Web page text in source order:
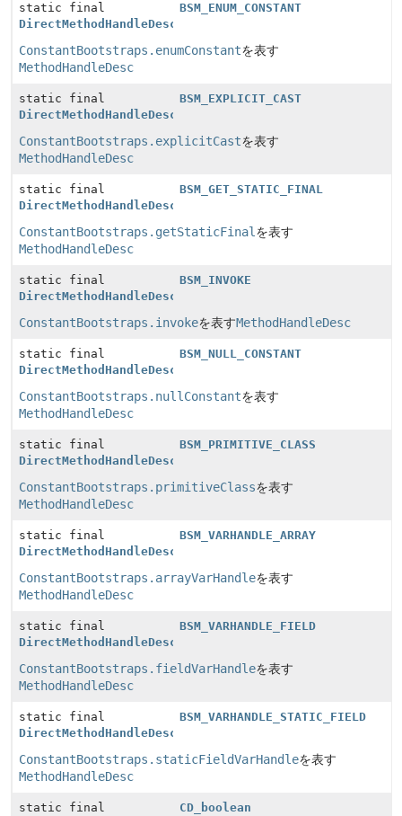
static final
DirectMethodHandleDesc
BSM_ENUM_CONSTANT
ConstantBootstraps.enumConstantを表す
MethodHandleDesc
static final
DirectMethodHandleDesc
BSM_EXPLICIT_CAST
ConstantBootstraps.explicitCastを表す
MethodHandleDesc
static final
DirectMethodHandleDesc
BSM_GET_STATIC_FINAL
ConstantBootstraps.getStaticFinal を表す
MethodHandleDesc
static final
DirectMethodHandleDesc
BSM_INVOKE
ConstantBootstraps.invokeを表すMethodHandleDesc
static final
DirectMethodHandleDesc
BSM_NULL_CONSTANT
ConstantBootstraps.nullConstantを表す
MethodHandleDesc
static final
DirectMethodHandleDesc
BSM_PRIMITIVE_CLASS
ConstantBootstraps.primitiveClassを表す
MethodHandleDesc
static final
DirectMethodHandleDesc
BSM_VARHANDLE_ARRAY
ConstantBootstraps.arrayVarHandleを表す
MethodHandleDesc
static final
DirectMethodHandleDesc
BSM_VARHANDLE_FIELD
ConstantBootstraps.fieldVarHandleを表す
MethodHandleDesc
static final
DirectMethodHandleDesc
BSM_VARHANDLE_STATIC_FIELD
ConstantBootstraps.staticFieldVarHandleを表す
MethodHandleDesc
static final
CD_boolean